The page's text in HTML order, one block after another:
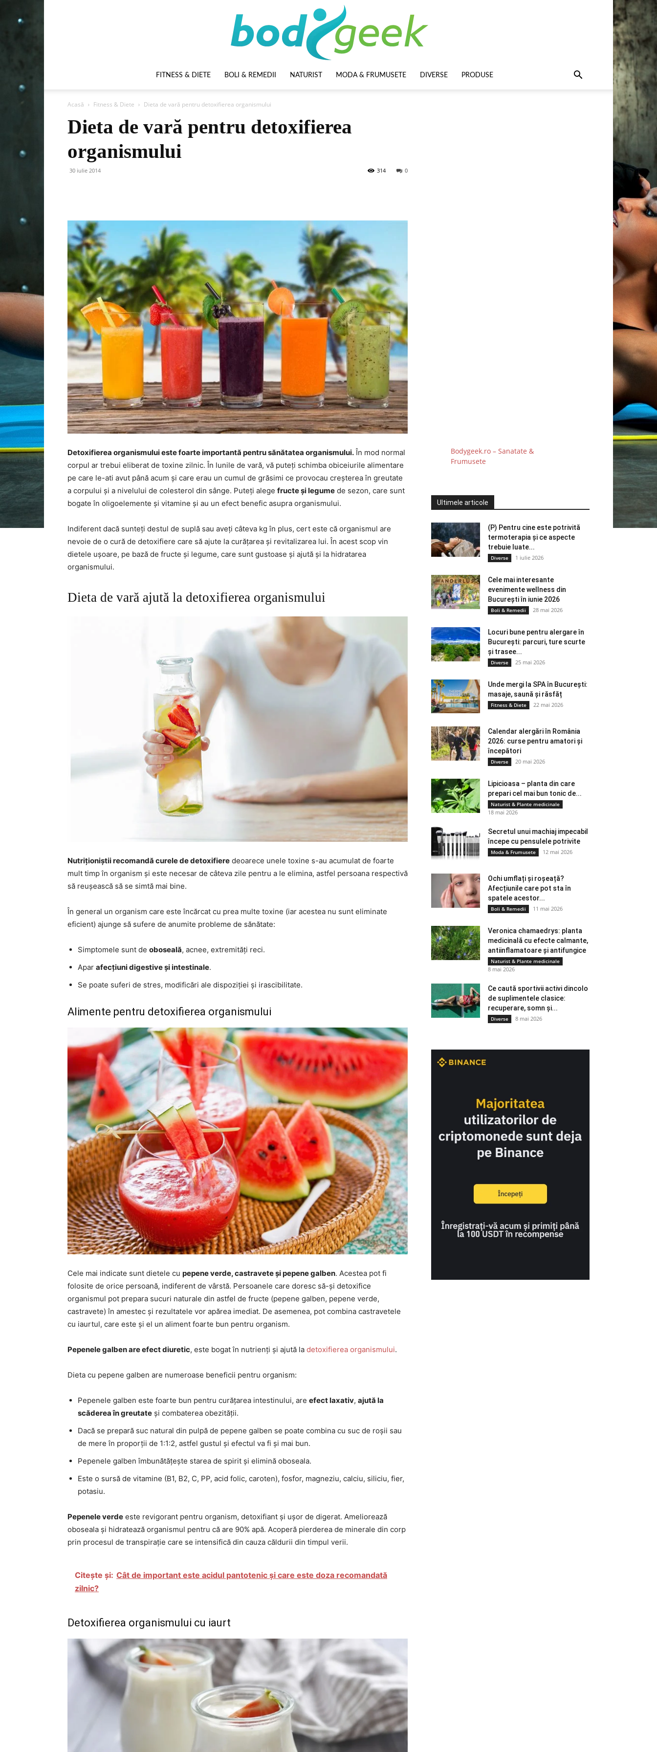
FITNESS & DIETE BOLI & REMEDII NATURIST MODA & FRUMUSETE DIVERSE PRODUSE
Acasă Fitness & Diete Dieta de vară pentru detoxifierea organismului
Dieta de vară pentru detoxifierea
organismului
30 iulie 2014 0
314
Detoxifierea organismului este foarte importantă pentru sănătatea organismului. În mod normal
corpul ar trebui eliberat de toxine zilnic. În lunile de vară, vă puteți schimba obiceiurile alimentare
pe care le-ati avut până acum și care erau un cumul de grăsimi ce provocau creșterea în greutate
a corpului și a nivelului de colesterol din sânge. Puteți alege fructe și legume de sezon, care sunt
bogate în oligoelemente și vitamine și au un efect benefic asupra organismului.
Indiferent dacă sunteți destul de suplă sau aveți câteva kg în plus, cert este că organismul are
nevoie de o cură de detoxifiere care să ajute la curățarea și revitalizarea lui. În acest scop vin
dietele ușoare, pe bază de fructe și legume, care sunt gustoase și ajută și la hidratarea
organismului.
Dieta de vară ajută la detoxifierea organismului
Nutriționiștii recomandă curele de detoxifiere deoarece unele toxine s-au acumulat de foarte
mult timp în organism și este necesar de câteva zile pentru a le elimina, astfel persoana respectivă
să reușească să se simtă mai bine.
În general un organism care este încărcat cu prea multe toxine (iar acestea nu sunt eliminate
eficient) ajunge să sufere de anumite probleme de sănătate:
Simptomele sunt de oboseală, acnee, extremități reci.
Apar afecțiuni digestive și intestinale.
Se poate suferi de stres, modificări ale dispoziției și irascibilitate.
Alimente pentru detoxifierea organismului
Cele mai indicate sunt dietele cu pepene verde, castravete și pepene galben. Acestea pot fi
folosite de orice persoană, indiferent de vârstă. Persoanele care doresc să-și detoxifice
organismul pot prepara sucuri naturale din astfel de fructe (pepene galben, pepene verde,
castravete) în amestec și rezultatele vor apărea imediat. De asemenea, pot combina castravetele
cu iaurtul, care este și el un aliment foarte bun pentru organism.
Pepenele galben are efect diuretic, este bogat în nutrienți și ajută la detoxifierea organismului.
Dieta cu pepene galben are numeroase beneficii pentru organism:
Pepenele galben este foarte bun pentru curățarea intestinului, are efect laxativ, ajută la
scăderea în greutate și combaterea obezității.
Dacă se prepară suc natural din pulpă de pepene galben se poate combina cu suc de roșii sau
de mere în proporții de 1:1:2, astfel gustul și efectul va fi și mai bun.
Pepenele galben îmbunătățește starea de spirit și elimină oboseala.
Este o sursă de vitamine (B1, B2, C, PP, acid folic, caroten), fosfor, magneziu, calciu, siliciu, fier,
potasiu.
Pepenele verde este revigorant pentru organism, detoxifiant și ușor de digerat. Ameliorează
oboseala și hidratează organismul pentru că are 90% apă. Acoperă pierderea de minerale din corp
prin procesul de transpirație care se intensifică din cauza căldurii din timpul verii.
Citește și: Cât de important este acidul pantotenic și care este doza recomandată
zilnic?
Detoxifierea organismului cu iaurt
Bodygeek.ro – Sanatate &
Frumusete
Ultimele articole
(P) Pentru cine este potrivită
termoterapia și ce aspecte
trebuie luate...
Diverse 1 iulie 2026
Cele mai interesante
evenimente wellness din
București în iunie 2026
Boli & Remedii 28 mai 2026
Locuri bune pentru alergare în
București: parcuri, ture scurte
și trasee...
Diverse 25 mai 2026
Unde mergi la SPA în București:
masaje, saună și răsfăț
Fitness & Diete 22 mai 2026
Calendar alergări în România
2026: curse pentru amatori și
începători
Diverse 20 mai 2026
Lipicioasa – planta din care
prepari cel mai bun tonic de...
Naturist & Plante medicinale
18 mai 2026
Secretul unui machiaj impecabil
începe cu pensulele potrivite
Moda & Frumusete 12 mai 2026
Ochi umflați și roșeață?
Afecțiunile care pot sta în
spatele acestor...
Boli & Remedii 11 mai 2026
Veronica chamaedrys: planta
medicinală cu efecte calmante,
antiinflamatoare și antifungice
Naturist & Plante medicinale
8 mai 2026
Ce caută sportivii activi dincolo
de suplimentele clasice:
recuperare, somn și...
Diverse 8 mai 2026